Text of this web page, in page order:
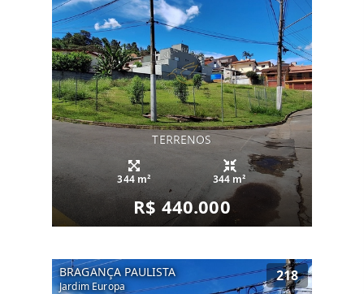
TERRENOS
344 m² 344 m²
R$ 440.000
BRAGANÇA PAULISTA
Jardim Europa
218